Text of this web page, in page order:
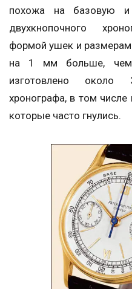
похожа на базовую и
двухкнопочного
формой ушек и
на 1 мм больше,
изготовлено около
хронографа, в том
которые часто гнулись.